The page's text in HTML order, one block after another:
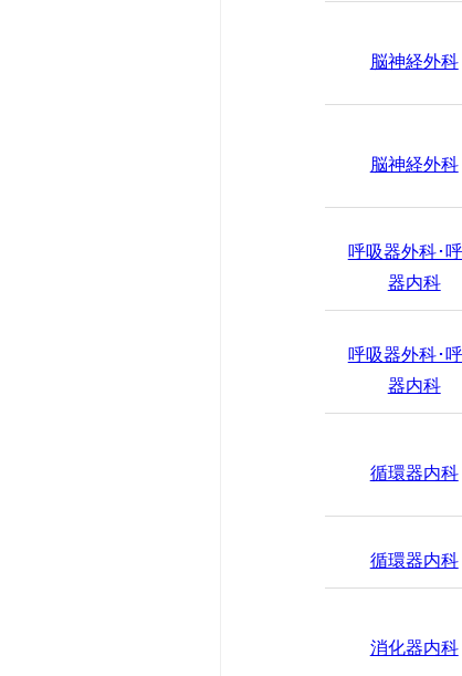
かかりつけ
患者支援セ
薬剤部
患者さんの
情報公開資
診療情報の
脳神経外科
脳神経外科
呼吸器外科･
器内科
呼吸器外科･
器内科
循環器内科
循環器内科
消化器内科